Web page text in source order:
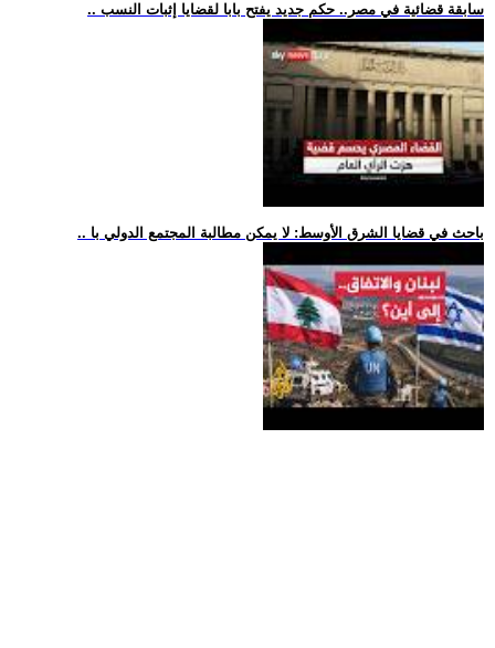
.. سابقة قضائية في مصر.. حكم جديد يفتح بابا لقضايا إثبات النسب
.. باحث في قضايا الشرق الأوسط: لا يمكن مطالبة المجتمع الدولي با